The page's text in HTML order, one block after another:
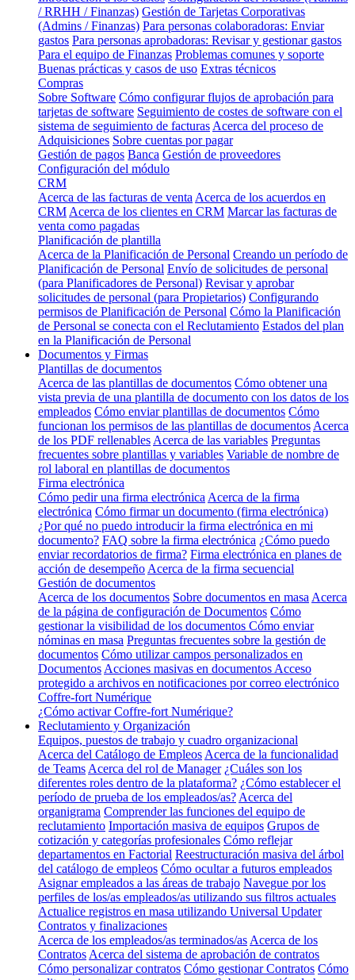
/ RRHH / Finanzas) Gestión de Tarjetas Corporativas
(Admins / Finanzas) Para personas colaboradoras: Enviar
gastos Para personas aprobadoras: Revisar y gestionar gastos
Para el equipo de Finanzas Problemas comunes y soporte
Buenas prácticas y casos de uso Extras técnicos
Compras
Sobre Software Cómo configurar flujos de aprobación para
tarjetas de software Seguimiento de costes de software con el
sistema de seguimiento de facturas Acerca del proceso de
Adquisiciones Sobre cuentas por pagar
Gestión de pagos Banca Gestión de proveedores
Configuración del módulo
CRM
Acerca de las facturas de venta Acerca de los acuerdos en
CRM Acerca de los clientes en CRM Marcar las facturas de
venta como pagadas
Planificación de plantilla
Acerca de la Planificación de Personal Creando un período de
Planificación de Personal Envío de solicitudes de personal
(para Planificadores de Personal) Revisar y aprobar
solicitudes de personal (para Propietarios) Configurando
permisos de Planificación de Personal Cómo la Planificación
de Personal se conecta con el Reclutamiento Estados del plan
en la Planificación de Personal
Documentos y Firmas
Plantillas de documentos
Acerca de las plantillas de documentos Cómo obtener una
vista previa de una plantilla de documento con los datos de los
empleados Cómo enviar plantillas de documentos Cómo
funcionan los permisos de las plantillas de documentos Acerca
de los PDF rellenables Acerca de las variables Preguntas
frecuentes sobre plantillas y variables Variable de nombre de
rol laboral en plantillas de documentos
Firma electrónica
Cómo pedir una firma electrónica Acerca de la firma
electrónica Cómo firmar un documento (firma electrónica)
¿Por qué no puedo introducir la firma electrónica en mi
documento? FAQ sobre la firma electrónica ¿Cómo puedo
enviar recordatorios de firma? Firma electrónica en planes de
acción de desempeño Acerca de la firma secuencial
Gestión de documentos
Acerca de los documentos Sobre documentos en masa Acerca
de la página de configuración de Documentos Cómo
gestionar la visibilidad de los documentos Cómo enviar
nóminas en masa Preguntas frecuentes sobre la gestión de
documentos Cómo utilizar campos personalizados en
Documentos Acciones masivas en documentos Acceso
protegido a archivos en notificaciones por correo electrónico
Coffre-fort Numérique
¿Cómo activar Coffre-fort Numérique?
Reclutamiento y Organización
Equipos, puestos de trabajo y cuadro organizacional
Acerca del Catálogo de Empleos Acerca de la funcionalidad
de Teams Acerca del rol de Manager ¿Cuáles son los
diferentes roles dentro de la plataforma? ¿Cómo establecer el
período de prueba de los empleados/as? Acerca del
organigrama Comprender las funciones del equipo de
reclutamiento Importación masiva de equipos Grupos de
cotización y categorías profesionales Cómo reflejar
departamentos en Factorial Reestructuración masiva del árbol
del catálogo de empleos Cómo ocultar a futuros empleados
Asignar empleados a las áreas de trabajo Navegue por los
perfiles de los/as empleados/as utilizando sus filtros actuales
Actualice registros en masa utilizando Universal Updater
Contratos y finalizaciones
Acerca de los empleados/as terminados/as Acerca de los
Contratos Acerca del sistema de aprobación de contratos
Cómo personalizar contratos Cómo gestionar Contratos Cómo